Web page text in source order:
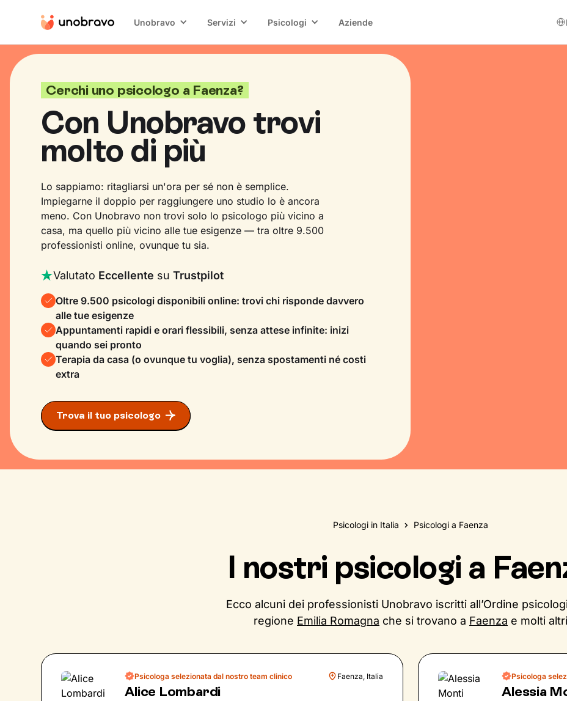
Unobravo Servizi Psicologi Aziende
Cerchi uno psicologo a Faenza?
Con Unobravo trovi
molto di più
Lo sappiamo: ritagliarsi un'ora per sé non è semplice.
Impiegarne il doppio per raggiungere uno studio lo è ancora
meno. Con Unobravo non trovi solo lo psicologo più vicino a
casa, ma quello più vicino alle tue esigenze — tra oltre 9.500
professionisti online, ovunque tu sia.
Valutato Eccellente suTrustpilot
Oltre 9.500 psicologi disponibili online: trovi chi risponde davvero
alle tue esigenze
Appuntamenti rapidi e orari flessibili, senza attese infinite: inizi
quando sei pronto
Terapia da casa (o ovunque tu voglia), senza spostamenti né costi
extra
Trova il tuo psicologo
Psicologi in Italia Psicologi a Faenza
I nostri psicologi a
Ecco alcuni dei professionisti Unobravo iscritti all’Ordine
regione Emilia Romagna che si trovano a Faenza e molti altri
Psicologa selezionata dal nostro team clinico Faenza, Italia
Alice Lombardi
Psicologa
Alessia